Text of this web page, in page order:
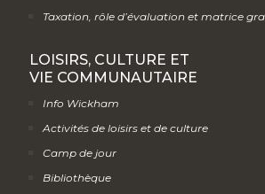
Taxation, rôle d’évaluation et matrice
LOISIRS, CULTURE ET
VIE COMMUNAUTAIRE
Info Wickham
Activités de loisirs et de culture
Camp de jour
Bibliothèque